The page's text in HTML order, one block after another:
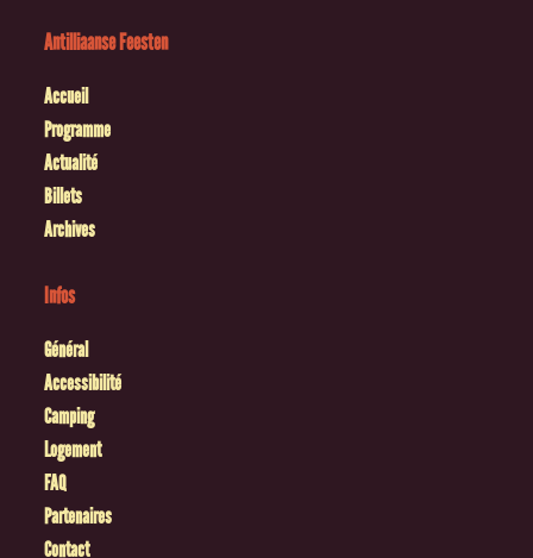
Antilliaanse Feesten
Accueil
Programme
Actualité
Billets
Archives
Infos
Général
Accessibilité
Camping
Logement
FAQ
Partenaires
Contact